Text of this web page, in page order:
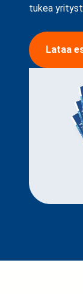
tukea
Lataa